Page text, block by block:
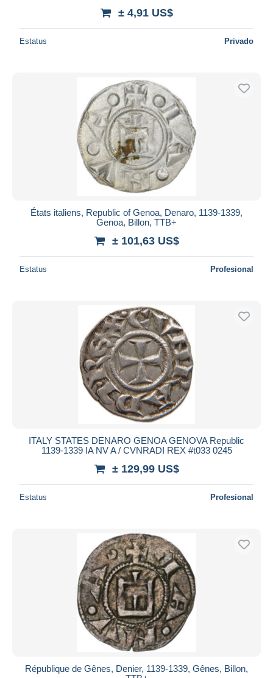
± 4,91 US$
Estatus Privado
États italiens, Republic of Genoa, Denaro, 1139-1339,
Genoa, Billon, TTB+
± 101,63 US$
Estatus Profesional
ITALY STATES DENARO GENOA GENOVA Republic
1139-1339 IA NV A / CVNRADI REX #t033 0245
± 129,99 US$
Estatus Profesional
République de Gênes, Denier, 1139-1339, Gênes, Billon,